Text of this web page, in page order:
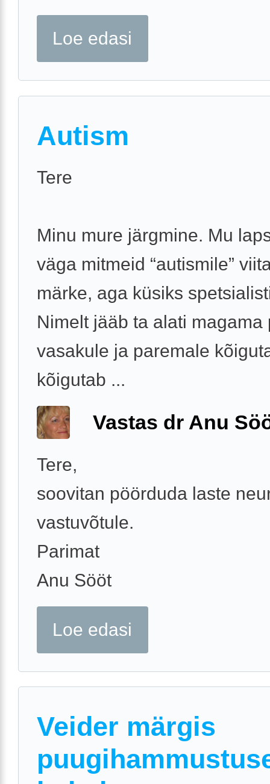
Loe edasi
Autism
Tere
Minu mure järgmine. Mu
väga mitmeid “autismile”
märke, aga küsiks
Nimelt jääb ta alati magama
vasakule ja paremale
kõigutab ...
Vastas dr Anu
Tere,
soovitan pöörduda laste
vastuvõtule.
Parimat
Anu Sööt
Loe edasi
Veider märgis